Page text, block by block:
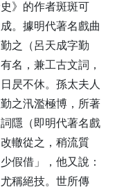
》的作者斑斑可
。據明代著名戲曲
之（呂天成字勤
名，兼工古文詞，
昃不休。孫太夫人
之汛濫極博，所著
隱（即明代著名戲
轍從之，稍流質
假借」，他又說：
稱絕技。世所傳